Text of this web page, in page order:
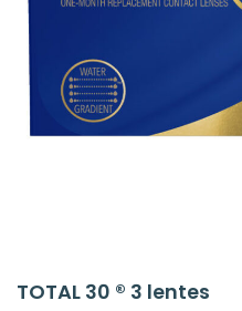
TOTAL 30 ® 3 lentes